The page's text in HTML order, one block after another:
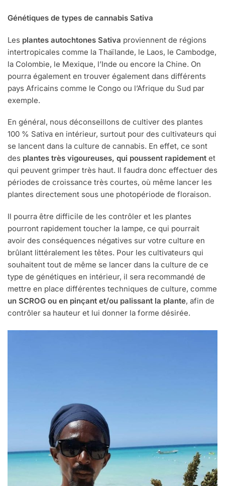
Génétiques de types de cannabis Sativa
Les plantes autochtones Sativa proviennent de régions
intertropicales comme la Thaïlande, le Laos, le Cambodge,
la Colombie, le Mexique, l’Inde ou encore la Chine. On
pourra également en trouver également dans différents
pays Africains comme le Congo ou l’Afrique du Sud par
exemple.
En général, nous déconseillons de cultiver des plantes
100 % Sativa en intérieur, surtout pour des cultivateurs qui
se lancent dans la culture de cannabis. En effet, ce sont
des plantes très vigoureuses, qui poussent rapidement et
qui peuvent grimper très haut. Il faudra donc effectuer des
périodes de croissance très courtes, où même lancer les
plantes directement sous une photopériode de floraison.
Il pourra être difficile de les contrôler et les plantes
pourront rapidement toucher la lampe, ce qui pourrait
avoir des conséquences négatives sur votre culture en
brûlant littéralement les têtes. Pour les cultivateurs qui
souhaitent tout de même se lancer dans la culture de ce
type de génétiques en intérieur, il sera recommandé de
mettre en place différentes techniques de culture, comme
un SCROG ou en pinçant et/ou palissant la plante, afin de
contrôler sa hauteur et lui donner la forme désirée.